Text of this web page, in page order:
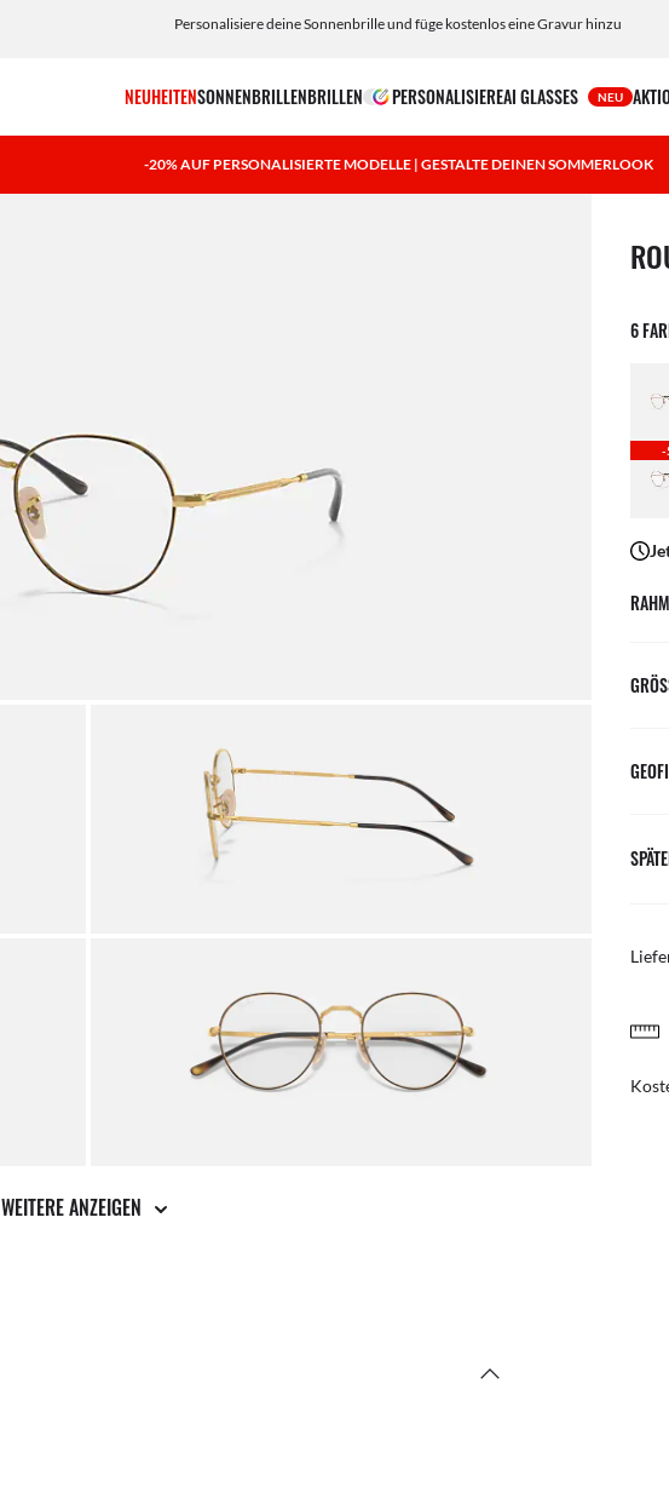
Personalisiere deine Sonnenbrille und füge kostenlos eine Gravur hinzu
NEUHEITENSONNENBRILLENBRILLEN PERSONALISIEREAI GLASSES NEU
-20% AUF PERSONALISIERTE MODELLE | GESTALTE DEINEN SOMMERLOOK
WEITERE ANZEIGEN
1
6
-
KOSTENLOSE UND EINFACHE RÜCKGABE